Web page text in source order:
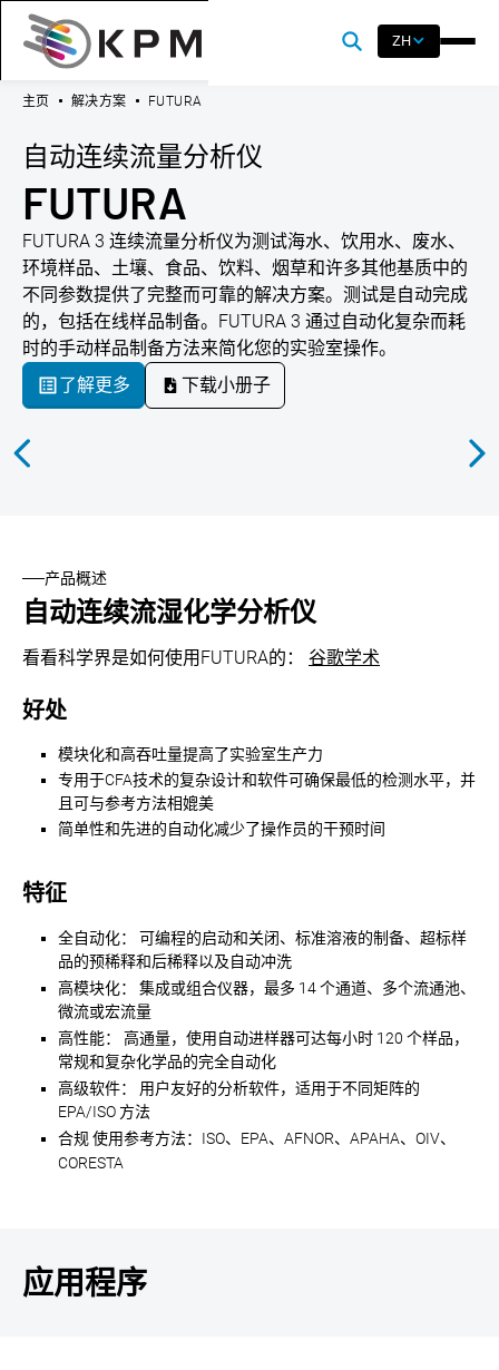
ZH
主页 解决方案 FUTURA
自动连续流量分析仪
FUTURA
FUTURA 3 连续流量分析仪为测试海水、饮用水、废水、
环境样品、土壤、食品、饮料、烟草和许多其他基质中的
不同参数提供了完整而可靠的解决方案。测试是自动完成
的，包括在线样品制备。FUTURA 3 通过自动化复杂而耗
时的手动样品制备方法来简化您的实验室操作。
了解更多
下载小册子
产品概述
自动连续流湿化学分析仪
看看科学界是如何使用FUTURA的： 谷歌学术
好处
模块化和高吞吐量提高了实验室生产力
专用于CFA技术的复杂设计和软件可确保最低的检测水平，并
且可与参考方法相媲美
简单性和先进的自动化减少了操作员的干预时间
特征
全自动化：
可编程的启动和关闭、标准溶液的制备、超标样
品的预稀释和后稀释以及自动冲洗
高模块化：
集成或组合仪器，最多 14 个通道、多个流通池、
微流或宏流量
高性能：
高通量，使用自动进样器可达每小时 120 个样品，
常规和复杂化学品的完全自动化
高级软件：
用户友好的分析软件，适用于不同矩阵的
EPA/ISO 方法
合规 使用参考方法：ISO、EPA、AFNOR、APAHA、OIV、
CORESTA
应用程序